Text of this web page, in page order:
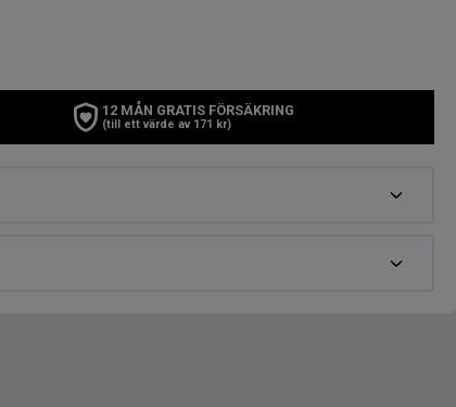
12 MÅN GRATIS FÖRSÄKRING
(till ett värde av 171 kr)